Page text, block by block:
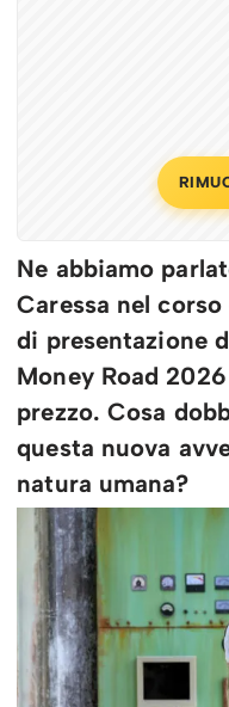
Ne abbiamo
Caressa nel
di presentazione
Money Road
prezzo. Cosa
questa nuova
natura umana?